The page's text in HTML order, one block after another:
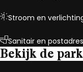
Stroom en
Sanitair en postadres
Bekijk de